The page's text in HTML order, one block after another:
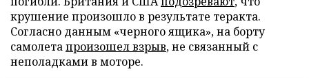
крушение произошло в результате теракта.
Согласно данным «черного ящика», на борту
самолетапроизошел взрыв, не связанный с
неполадками в моторе.